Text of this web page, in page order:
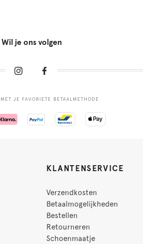
Wil je ons volgen
JE FAVORIETE BETAALMETHODE
KLANTENSERVICE
Verzendkosten
Betaalmogelijkheden
Bestellen
Retourneren
Schoenmaatje